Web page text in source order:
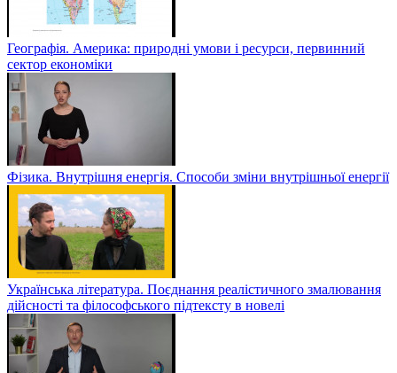
Географія. Америка: природні умови і ресурси, первинний
сектор економіки
Фізика. Внутрішня енергія. Способи зміни внутрішньої енергії
Українська література. Поєднання реалістичного змалювання
дійсності та філософського підтексту в новелі